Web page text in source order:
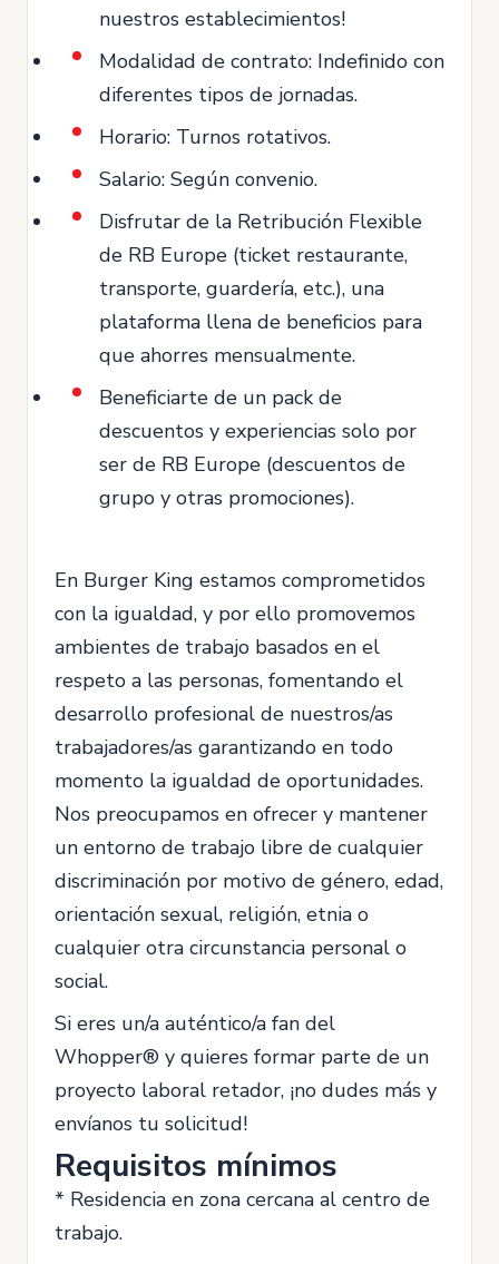
nuestros establecimientos!
Modalidad de contrato: Indefinido con
diferentes tipos de jornadas.
Horario: Turnos rotativos.
Salario: Según convenio.
Disfrutar de la Retribución Flexible
de RB Europe (ticket restaurante,
transporte, guardería, etc.), una
plataforma llena de beneficios para
que ahorres mensualmente.
Beneficiarte de un pack de
descuentos y experiencias solo por
ser de RB Europe (descuentos de
grupo y otras promociones).
En Burger King estamos comprometidos
con la igualdad, y por ello promovemos
ambientes de trabajo basados en el
respeto a las personas, fomentando el
desarrollo profesional de nuestros/as
trabajadores/as garantizando en todo
momento la igualdad de oportunidades.
Nos preocupamos en ofrecer y mantener
un entorno de trabajo libre de cualquier
discriminación por motivo de género, edad,
orientación sexual, religión, etnia o
cualquier otra circunstancia personal o
social.
Si eres un/a auténtico/a fan del
Whopper® y quieres formar parte de un
proyecto laboral retador, ¡no dudes más y
envíanos tu solicitud!
Requisitos mínimos
* Residencia en zona cercana al centro de
trabajo.